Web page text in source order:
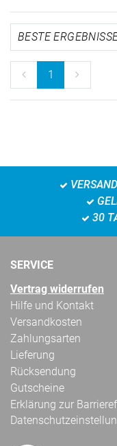
1
30
SERVICE
Vertrag widerrufen
Hilfe und Kontakt
Versandkosten
Zahlungsarten
Lieferung
Rücksendung
Gutscheine
Erklärung zur